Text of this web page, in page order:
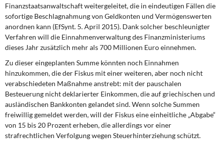
Finanzstaatsanwaltschaft weitergeleitet, die in eindeutigen Fällen die
sofortige Beschlagnahmung von Geldkonten und Vermögenswerten
anordnen kann (EfSynt. 5. April 2015). Dank solcher beschleunigter
Verfahren will die Einnahmenverwaltung des Finanzministeriums
dieses Jahr zusätzlich mehr als 700 Millionen Euro einnehmen.
Zu dieser eingeplanten Summe könnten noch Einnahmen
hinzukommen, die der Fiskus mit einer weiteren, aber noch nicht
verabschiedeten Maßnahme anstrebt: mit der pauschalen
Besteuerung nicht deklarierter Einkommen, die auf griechischen und
ausländischen Bankkonten gelandet sind. Wenn solche Summen
freiwillig gemeldet werden, will der Fiskus eine einheitliche „Abgabe“
von 15 bis 20 Prozent erheben, die allerdings vor einer
strafrechtlichen Verfolgung wegen Steuerhinterziehung schützt.